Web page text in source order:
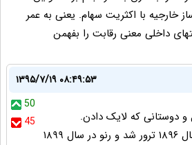
خارجیه با اکثریت سهام. یعنی به عمر
داخلی معنی رقابت را بفهمن
۱۳۹۵/۷/۱۹ ۰۸:۴۹:۵۳
50
45
و دوستانی که لایک دادن.
ناصرالدین شاه در سال ۱۸۹۶ ترور شد و رنو در سال ۱۸۹۹